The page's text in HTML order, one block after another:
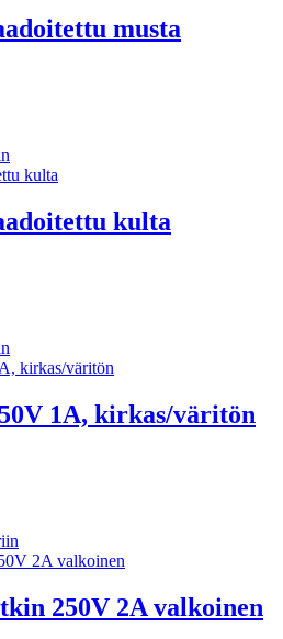
musta
kulta
1A, kirkas/väritön
250V 2A valkoinen